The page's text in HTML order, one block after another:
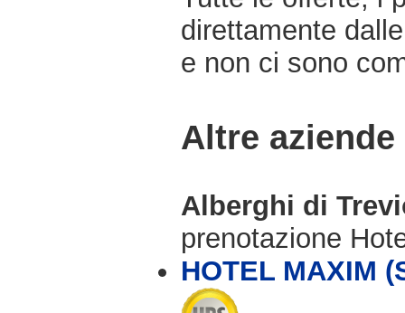
direttamente
e non ci sono
Altre
Alberghi di
prenotazione
HOTEL MAXIM